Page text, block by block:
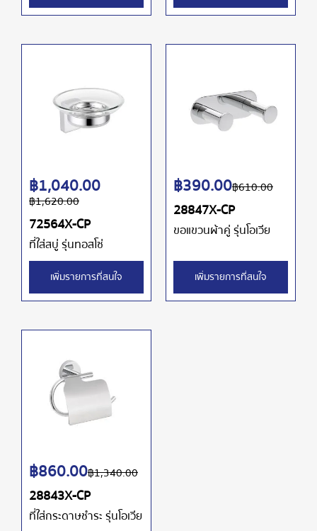
72564X-CP
ที่ใส่สบู่ รุ่นทอสโซ่
฿1,620.00
฿1,040.00
เพิ่มรายการที่สนใจ
28847X-CP
ขอแขวนผ้าคู่ รุ่นโอเวีย
฿610.00
฿390.00
เพิ่มรายการที่สนใจ
28843X-CP
ที่ใส่กระดาษชำระ รุ่นโอเวีย
฿1,340.00
฿860.00